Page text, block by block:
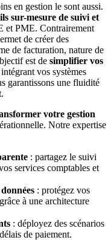
en gestion le sont aussi.
sur-mesure de suivi et
et PME. Contrairement
de créer des
de facturation, nature de
est de simplifier vos
vos systèmes
garantissons une fluidité
votre gestion
Notre expertise
: partagez le suivi
services comptables et
: protégez vos
à une architecture
: déployez des scénarios
de paiement.